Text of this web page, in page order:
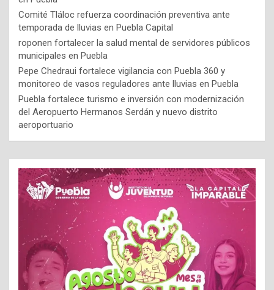
Comité Tláloc refuerza coordinación preventiva ante
temporada de lluvias en Puebla Capital
roponen fortalecer la salud mental de servidores públicos
municipales en Puebla
Pepe Chedraui fortalece vigilancia con Puebla 360 y
monitoreo de vasos reguladores ante lluvias en Puebla
Puebla fortalece turismo e inversión con modernización
del Aeropuerto Hermanos Serdán y nuevo distrito
aeroportuario